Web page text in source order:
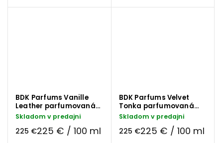
ylang • jazmín • kašmeran •
kakaový bôb • osmanthus •
BDK Parfums Vanille
Leather parfumovaná
voda 100 ml
Skladom v predajni
225 €225 € / 100 ml
BDK Parfums Velvet
Tonka parfumovaná
voda 100 ml
Skladom v predajni
225 €225 € / 100 ml